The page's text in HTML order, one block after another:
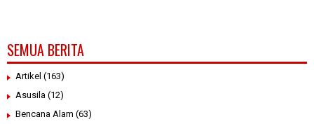
SEMUA BERITA
Artikel (163)
Asusila (12)
Bencana Alam (63)